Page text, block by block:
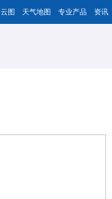
云图 天气地图 专业产品 资讯